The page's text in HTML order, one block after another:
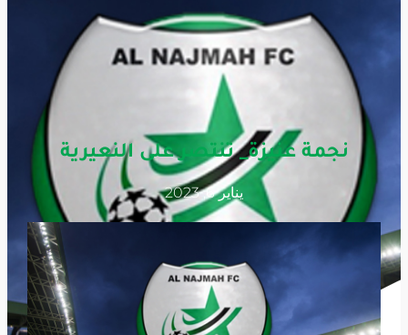
نجمة عنيزة_ تنتصر على النعيرية
يناير 6, 2023